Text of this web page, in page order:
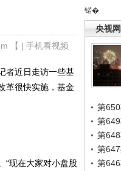
【 | 手机看视频
锘�
央视
第
第
第
第
第
者近日走访一些基
革很快实施，基金
现在大家对小盘股